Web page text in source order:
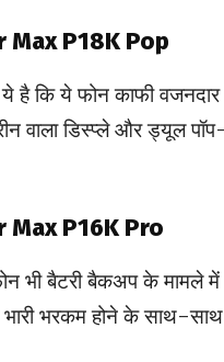
P18K Pop
ये है कि ये फोन काफी
वाला डिस्प्ले और ड्यूल
P16K Pro
भी बैटरी बैकअप के
भरकम होने के साथ-